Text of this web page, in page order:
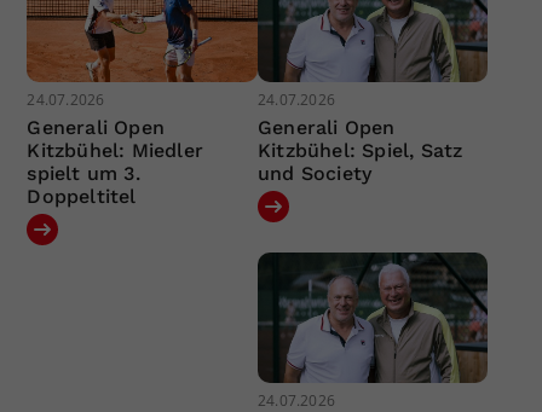
24.07.2026
Generali Open
Kitzbühel: Miedler
spielt um 3.
Doppeltitel
24.07.2026
Generali Open
Kitzbühel: Spiel, Satz
und Society
24.07.2026